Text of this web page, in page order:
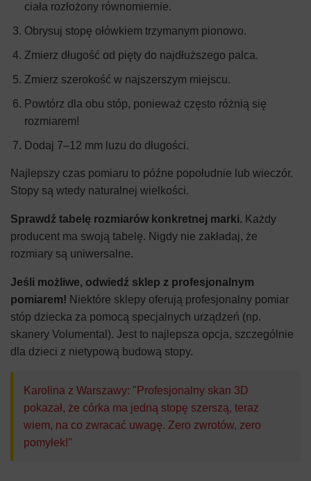
ciała rozłożony równomiernie.
Obrysuj stopę ołówkiem trzymanym pionowo.
Zmierz długość od pięty do najdłuższego palca.
Zmierz szerokość w najszerszym miejscu.
Powtórz dla obu stóp, ponieważ często różnią się
rozmiarem!
Dodaj 7–12 mm luzu do długości.
Najlepszy czas pomiaru to późne popołudnie lub wieczór.
Stopy są wtedy naturalnej wielkości.
Sprawdź tabelę rozmiarów konkretnej marki. Każdy
producent ma swoją tabelę. Nigdy nie zakładaj, że
rozmiary są uniwersalne.
Jeśli możliwe, odwiedź sklep z profesjonalnym
pomiarem! Niektóre sklepy oferują profesjonalny pomiar
stóp dziecka za pomocą specjalnych urządzeń (np.
skanery Volumental). Jest to najlepsza opcja, szczególnie
dla dzieci z nietypową budową stopy.
Karolina z Warszawy: "Profesjonalny skan 3D
pokazał, że córka ma jedną stopę szerszą, teraz
wiem, na co zwracać uwagę. Zero zwrotów, zero
pomyłek!"